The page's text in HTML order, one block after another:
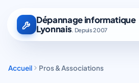
Dépannage informatique
Lyonnais. Depuis 2007
Accueil Pros & Associations